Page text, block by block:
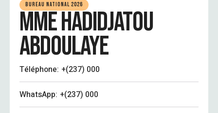
BUREAU NATIONAL 2026
MME HADIDJATOU
ABDOULAYE
Téléphone: +(237) 000
WhatsApp: +(237) 000